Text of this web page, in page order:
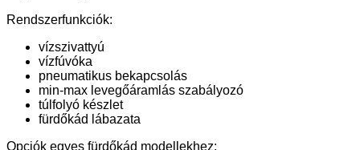
Rendszerfunkciók:
vízszivattyú
vízfúvóka
pneumatikus bekapcsolás
min-max levegőáramlás szabályozó
túlfolyó készlet
fürdőkád lábazata
Opciók egyes fürdőkád modellekhez: